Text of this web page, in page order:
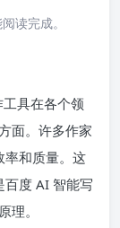
读完成。
具在各个领
面。许多作家
率和质量。这
百度 AI 智能写
理。